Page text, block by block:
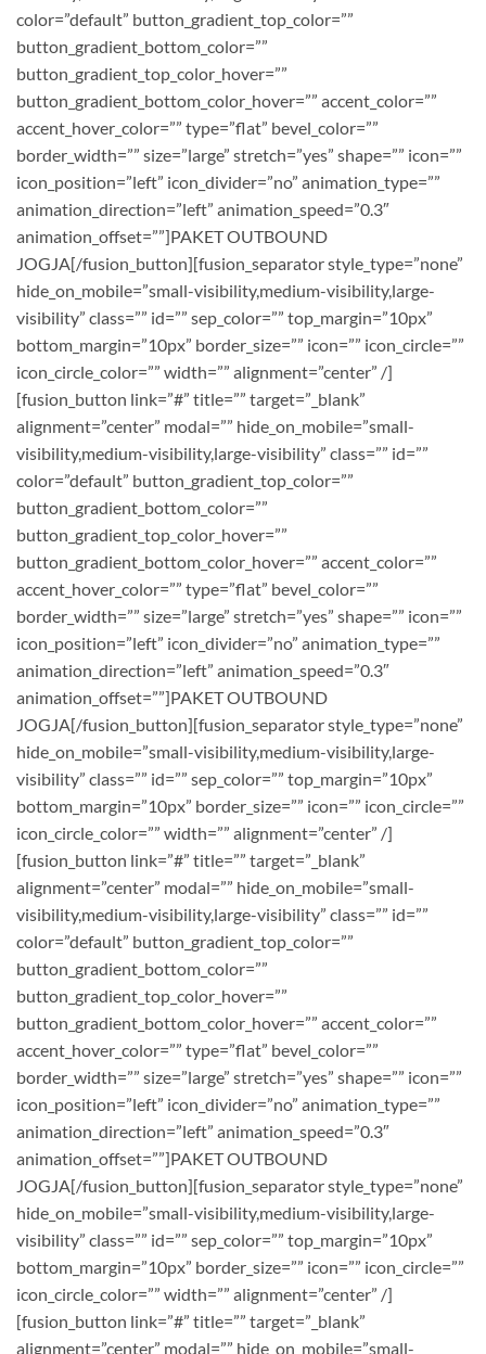
color=”default” button_gradient_top_color=””
button_gradient_bottom_color=””
button_gradient_top_color_hover=””
button_gradient_bottom_color_hover=”” accent_color=””
accent_hover_color=”” type=”flat” bevel_color=””
border_width=”” size=”large” stretch=”yes” shape=”” icon=””
icon_position=”left” icon_divider=”no” animation_type=””
animation_direction=”left” animation_speed=”0.3″
animation_offset=””]PAKET OUTBOUND
JOGJA[/fusion_button][fusion_separator style_type=”none”
hide_on_mobile=”small-visibility,medium-visibility,large-
visibility” class=”” id=”” sep_color=”” top_margin=”10px”
bottom_margin=”10px” border_size=”” icon=”” icon_circle=””
icon_circle_color=”” width=”” alignment=”center” /]
[fusion_button link=”#” title=”” target=”_blank”
alignment=”center” modal=”” hide_on_mobile=”small-
visibility,medium-visibility,large-visibility” class=”” id=””
color=”default” button_gradient_top_color=””
button_gradient_bottom_color=””
button_gradient_top_color_hover=””
button_gradient_bottom_color_hover=”” accent_color=””
accent_hover_color=”” type=”flat” bevel_color=””
border_width=”” size=”large” stretch=”yes” shape=”” icon=””
icon_position=”left” icon_divider=”no” animation_type=””
animation_direction=”left” animation_speed=”0.3″
animation_offset=””]PAKET OUTBOUND
JOGJA[/fusion_button][fusion_separator style_type=”none”
hide_on_mobile=”small-visibility,medium-visibility,large-
visibility” class=”” id=”” sep_color=”” top_margin=”10px”
bottom_margin=”10px” border_size=”” icon=”” icon_circle=””
icon_circle_color=”” width=”” alignment=”center” /]
[fusion_button link=”#” title=”” target=”_blank”
alignment=”center” modal=”” hide_on_mobile=”small-
visibility,medium-visibility,large-visibility” class=”” id=””
color=”default” button_gradient_top_color=””
button_gradient_bottom_color=””
button_gradient_top_color_hover=””
button_gradient_bottom_color_hover=”” accent_color=””
accent_hover_color=”” type=”flat” bevel_color=””
border_width=”” size=”large” stretch=”yes” shape=”” icon=””
icon_position=”left” icon_divider=”no” animation_type=””
animation_direction=”left” animation_speed=”0.3″
animation_offset=””]PAKET OUTBOUND
JOGJA[/fusion_button][fusion_separator style_type=”none”
hide_on_mobile=”small-visibility,medium-visibility,large-
visibility” class=”” id=”” sep_color=”” top_margin=”10px”
bottom_margin=”10px” border_size=”” icon=”” icon_circle=””
icon_circle_color=”” width=”” alignment=”center” /]
[fusion_button link=”#” title=”” target=”_blank”
alignment=”center” modal=”” hide_on_mobile=”small-